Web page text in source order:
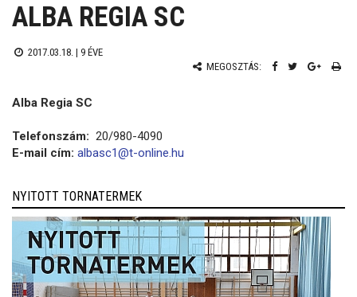
ALBA REGIA SC
2017.03.18. | 9 ÉVE
MEGOSZTÁS:
Alba Regia SC
Telefonszám: 20/980-4090
E-mail cím: albasc1@t-online.hu
NYITOTT TORNATERMEK